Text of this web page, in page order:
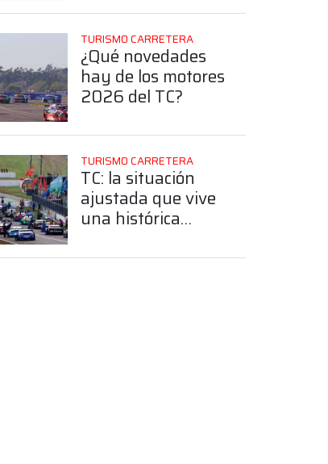
después previo a la
cita en El Calafate
TURISMO CARRETERA
¿Qué novedades
hay de los motores
2026 del TC?
TURISMO CARRETERA
TC: la situación
ajustada que vive
una histórica
construcción de un